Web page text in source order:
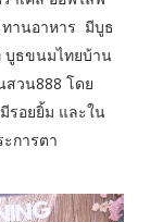
ทานอาหาร มีบูธ
บูธขนมไทยบ้าน
สวน888 โดย
รอยยิ้ม และใน
การตา